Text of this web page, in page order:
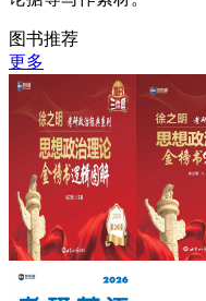
图书推荐
更多